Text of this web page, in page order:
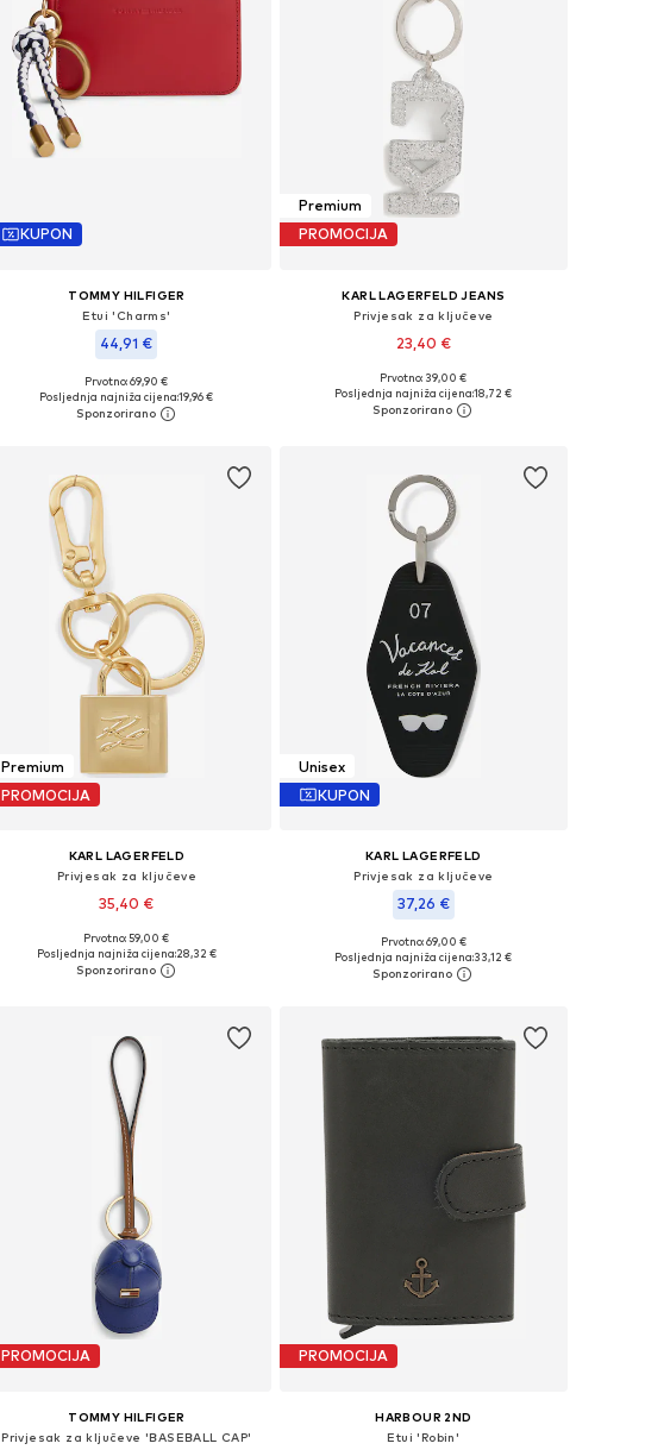
KUPON
TOMMY HILFIGER
Etui 'Charms'
44,91 €
Dostupne veličine: One Size
Dodaj u košaricu
Prvotno: 69,90 €
Posljednja najniža cijena:19,96 €
Premium
PROMOCIJA
KARL LAGERFELD JEANS
Privjesak za ključeve
23,40 €
Dostupne veličine: One Size
Dodaj u košaricu
Prvotno: 39,00 €
Posljednja najniža cijena:18,72 €
Premium
PROMOCIJA
KARL LAGERFELD
Privjesak za ključeve
35,40 €
Dostupne veličine: One Size
Dodaj u košaricu
Prvotno: 59,00 €
Posljednja najniža cijena:28,32 €
Unisex
KUPON
KARL LAGERFELD
Privjesak za ključeve
37,26 €
Dostupne veličine: One Size
Dodaj u košaricu
Prvotno: 69,00 €
Posljednja najniža cijena:33,12 €
PROMOCIJA
TOMMY HILFIGER
Privjesak za ključeve 'BASEBALL CAP'
PROMOCIJA
HARBOUR 2ND
Etui 'Robin'